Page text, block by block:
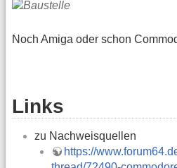
Noch Amiga oder schon
Links
zu Nachweisquellen
https://